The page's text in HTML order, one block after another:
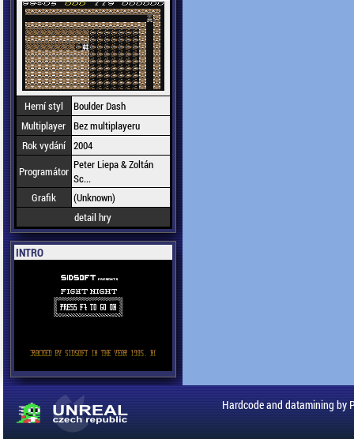
Herní styl
Boulder Dash
Multiplayer Bez multiplayeru
Rok vydání 2004
Programátor Peter Liepa & Zoltán
Sc...
Grafik
(Unknown)
detail hry
INTRO
Hardcode and datamining by